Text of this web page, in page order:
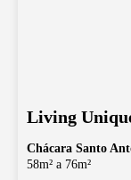
Living
Chácara Santo
58m² a 76m²